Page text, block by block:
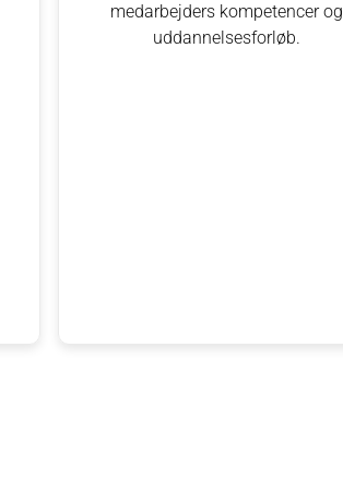
medarbejders kompetencer og
uddannelsesforløb.